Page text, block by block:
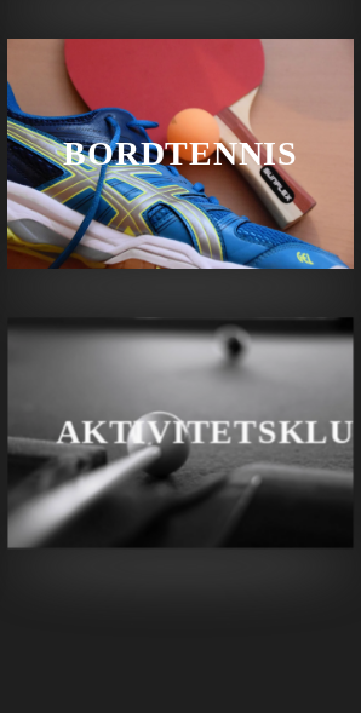
BORDTENNIS
AKTIVITETSKLUB